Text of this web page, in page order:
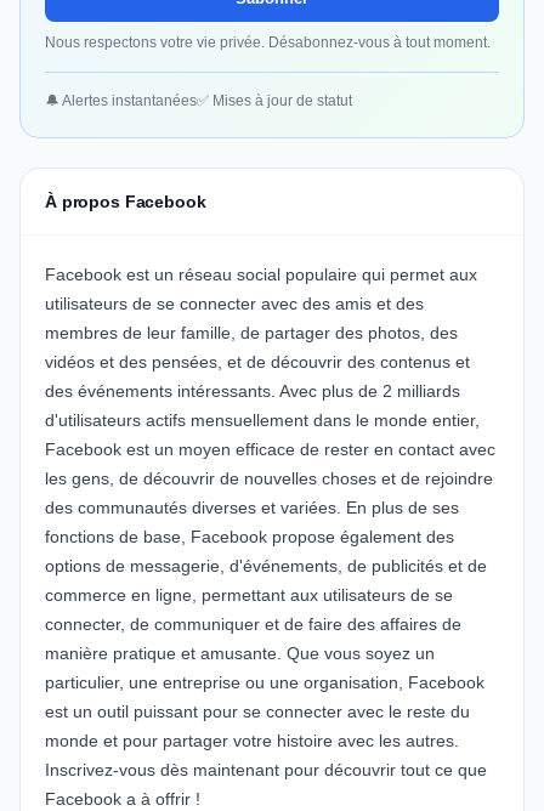
Nous respectons votre vie privée. Désabonnez-vous à tout moment.
🔔 Alertes instantanées✅ Mises à jour de statut
À propos Facebook
Facebook est un réseau social populaire qui permet aux
utilisateurs de se connecter avec des amis et des
membres de leur famille, de partager des photos, des
vidéos et des pensées, et de découvrir des contenus et
des événements intéressants. Avec plus de 2 milliards
d'utilisateurs actifs mensuellement dans le monde entier,
Facebook est un moyen efficace de rester en contact avec
les gens, de découvrir de nouvelles choses et de rejoindre
des communautés diverses et variées. En plus de ses
fonctions de base, Facebook propose également des
options de messagerie, d'événements, de publicités et de
commerce en ligne, permettant aux utilisateurs de se
connecter, de communiquer et de faire des affaires de
manière pratique et amusante. Que vous soyez un
particulier, une entreprise ou une organisation, Facebook
est un outil puissant pour se connecter avec le reste du
monde et pour partager votre histoire avec les autres.
Inscrivez-vous dès maintenant pour découvrir tout ce que
Facebook a à offrir !